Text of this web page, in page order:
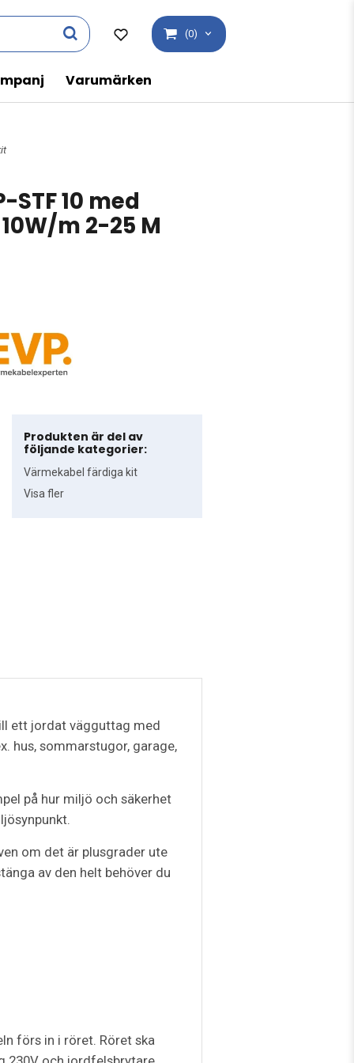
(0)
Varumärken
10 med
m 2-25 M
Produkten är del av
följande kategorier:
Värmekabel färdiga kit
Visa fler
ett jordat vägguttag med
hus, sommarstugor, garage,
på hur miljö och säkerhet
om det är plusgrader ute
av den helt behöver du
förs in i röret. Röret ska